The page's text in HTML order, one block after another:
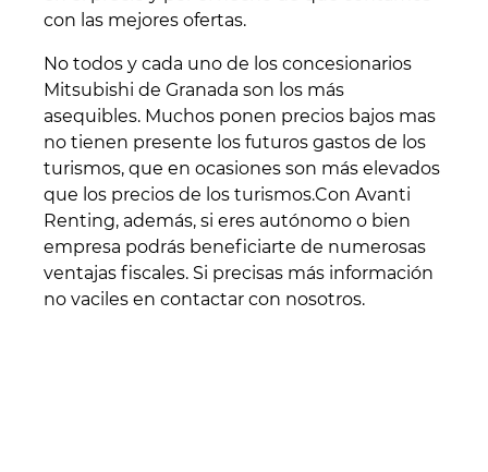
con las mejores ofertas.
No todos y cada uno de los concesionarios
Mitsubishi de Granada son los más
asequibles. Muchos ponen precios bajos mas
no tienen presente los futuros gastos de los
turismos, que en ocasiones son más elevados
que los precios de los turismos.Con Avanti
Renting, además, si eres autónomo o bien
empresa podrás beneficiarte de numerosas
ventajas fiscales. Si precisas más información
no vaciles en contactar con nosotros.